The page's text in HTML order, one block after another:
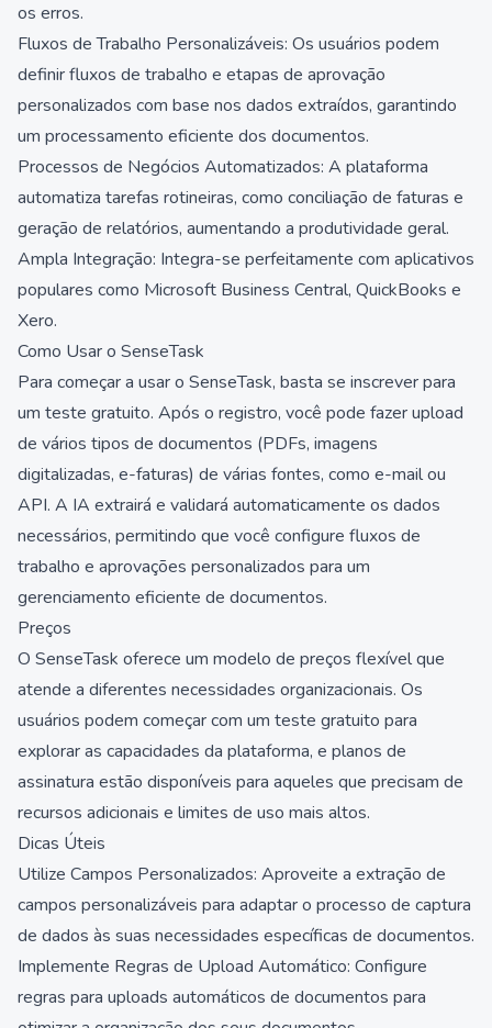
os erros.
Fluxos de Trabalho Personalizáveis: Os usuários podem
definir fluxos de trabalho e etapas de aprovação
personalizados com base nos dados extraídos, garantindo
um processamento eficiente dos documentos.
Processos de Negócios Automatizados: A plataforma
automatiza tarefas rotineiras, como conciliação de faturas e
geração de relatórios, aumentando a produtividade geral.
Ampla Integração: Integra-se perfeitamente com aplicativos
populares como Microsoft Business Central, QuickBooks e
Xero.
Como Usar o SenseTask
Para começar a usar o SenseTask, basta se inscrever para
um teste gratuito. Após o registro, você pode fazer upload
de vários tipos de documentos (PDFs, imagens
digitalizadas, e-faturas) de várias fontes, como e-mail ou
API. A IA extrairá e validará automaticamente os dados
necessários, permitindo que você configure fluxos de
trabalho e aprovações personalizados para um
gerenciamento eficiente de documentos.
Preços
O SenseTask oferece um modelo de preços flexível que
atende a diferentes necessidades organizacionais. Os
usuários podem começar com um teste gratuito para
explorar as capacidades da plataforma, e planos de
assinatura estão disponíveis para aqueles que precisam de
recursos adicionais e limites de uso mais altos.
Dicas Úteis
Utilize Campos Personalizados: Aproveite a extração de
campos personalizáveis para adaptar o processo de captura
de dados às suas necessidades específicas de documentos.
Implemente Regras de Upload Automático: Configure
regras para uploads automáticos de documentos para